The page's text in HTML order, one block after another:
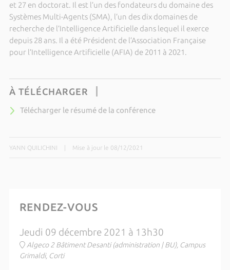
et 27 en doctorat. Il est l’un des fondateurs du domaine des
Systèmes Multi-Agents (SMA), l’un des dix domaines de
recherche de l’Intelligence Artificielle dans lequel il exerce
depuis 28 ans. Il a été Président de l’Association Française
pour l’Intelligence Artificielle (AFIA) de 2011 à 2021.
À TÉLÉCHARGER
Télécharger le résumé de la conférence
YANN QUILICHINI Mise à jour le 08/12/2021
RENDEZ-VOUS
Jeudi 09 décembre 2021 à 13h30
Algeco 2 Bâtiment Desanti (administration | BU), Campus
Grimaldi, Corti